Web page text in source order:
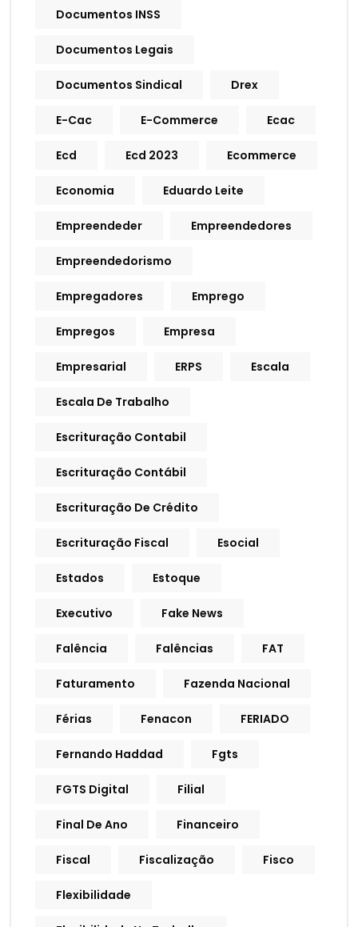
Documentos INSS
Documentos Legais
Documentos Sindical Drex
E-Cac E-Commerce Ecac
Ecd Ecd 2023 Ecommerce
Economia Eduardo Leite
Empreendeder Empreendedores
Empreendedorismo
Empregadores Emprego
Empregos Empresa
Empresarial ERPS Escala
Escala De Trabalho
Escrituração Contabil
Escrituração Contábil
Escrituração De Crédito
Escrituração Fiscal Esocial
Estados Estoque
Executivo Fake News
Falência Falências FAT
Faturamento Fazenda Nacional
Férias Fenacon FERIADO
Fernando Haddad Fgts
FGTS Digital Filial
Final De Ano Financeiro
Fiscal Fiscalização Fisco
Flexibilidade